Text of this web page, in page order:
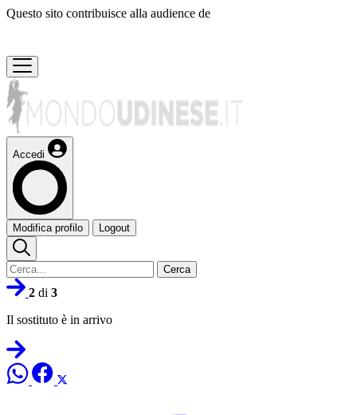
Questo sito contribuisce alla audience de
Accedi
Modifica profilo Logout
Cerca
2 di 3
Il sostituto è in arrivo